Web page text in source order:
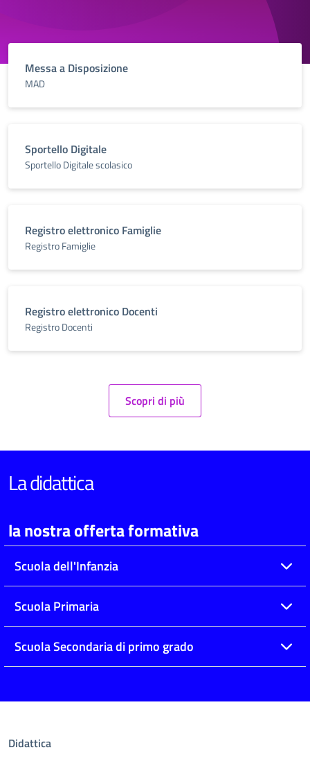
Messa a Disposizione
MAD
Sportello Digitale
Sportello Digitale scolasico
Registro elettronico Famiglie
Registro Famiglie
Registro elettronico Docenti
Registro Docenti
Scopri di più
La didattica
la nostra offerta formativa
Scuola dell'Infanzia
Scuola Primaria
Scuola Secondaria di primo grado
Didattica